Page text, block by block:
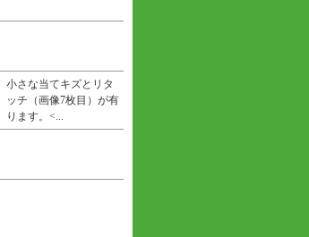
小さな当てキズとリタ
ッチ（画像7枚目）が有
ります。<...